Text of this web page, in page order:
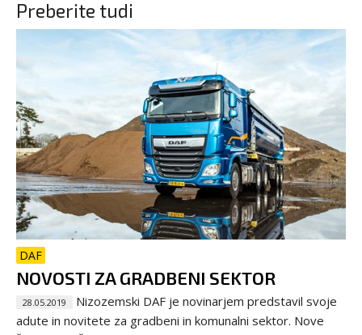
Preberite tudi
DAF
NOVOSTI ZA GRADBENI SEKTOR
28.05.2019
Nizozemski DAF je novinarjem predstavil svoje
adute in novitete za gradbeni in komunalni sektor. Nove